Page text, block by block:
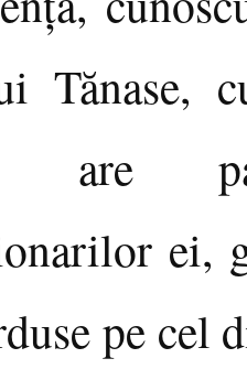
Tănase,
are
ei,
pe cel